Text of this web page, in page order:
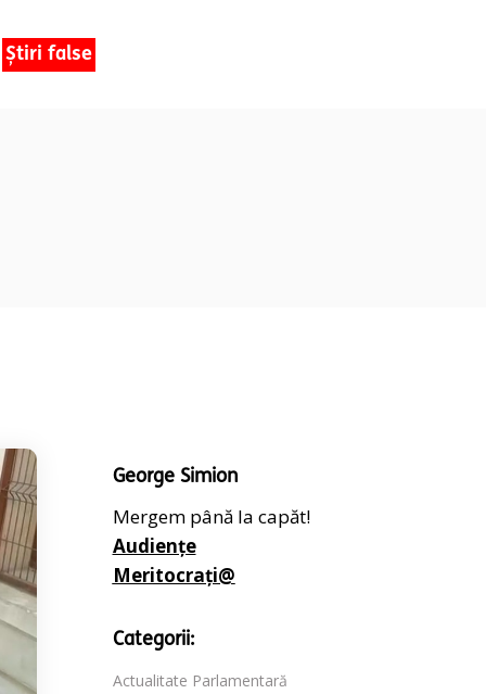
Știri false
George Simion
Mergem până la capăt!
Audiențe
Meritocrați@
Categorii:
Actualitate Parlamentară